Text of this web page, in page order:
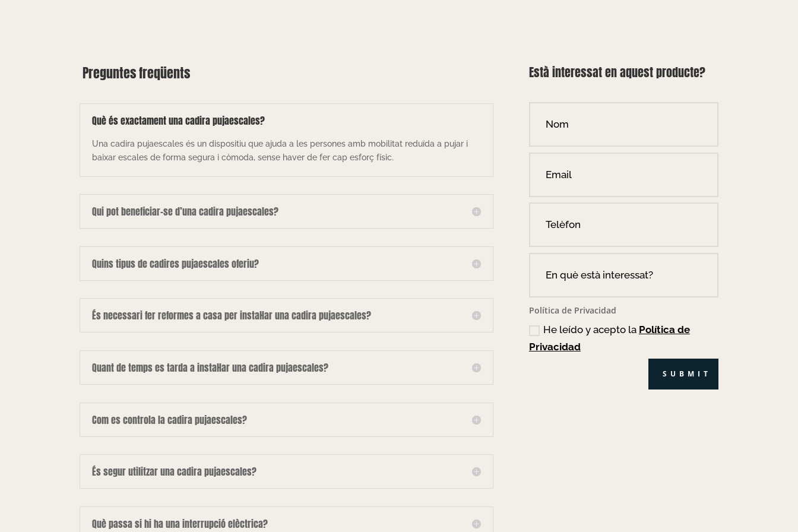
Preguntes freqüents
Què és exactament una cadira pujaescales?
Una cadira pujaescales és un dispositiu que ajuda a les persones amb mobilitat reduïda a pujar i
baixar escales de forma segura i còmoda, sense haver de fer cap esforç físic.
Qui pot beneficiar-se d’una cadira pujaescales?
Quins tipus de cadires pujaescales oferiu?
És necessari fer reformes a casa per instal·lar una cadira pujaescales?
Quant de temps es tarda a instal·lar una cadira pujaescales?
Com es controla la cadira pujaescales?
És segur utilitzar una cadira pujaescales?
Què passa si hi ha una interrupció elèctrica?
Està interessat en aquest producte?
Política de Privacidad
He leído y acepto la Política de
Privacidad
SUBMIT